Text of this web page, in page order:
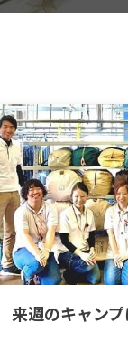
来週のキャン